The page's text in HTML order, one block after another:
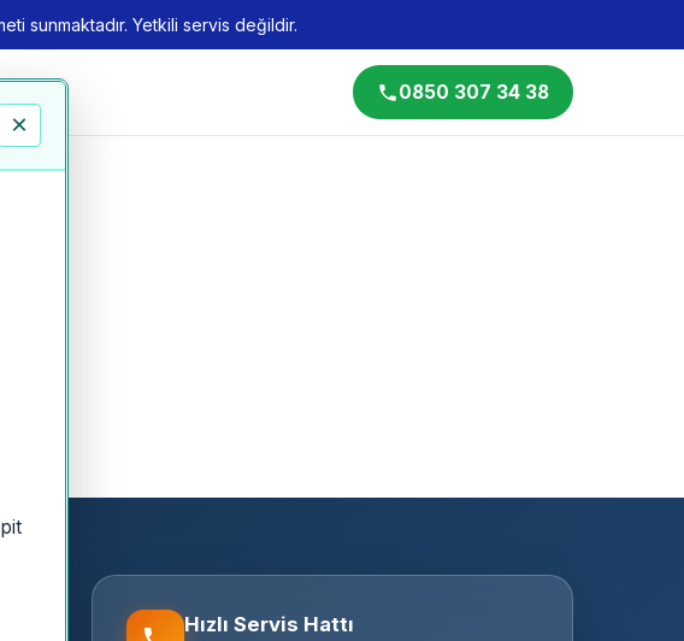
sunmaktadır. Yetkili servis değildir.
×
0850 307 34 38
Hızlı Servis Hattı